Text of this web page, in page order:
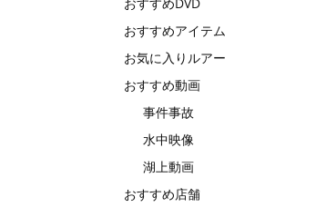
おすすめアイテム
お気に入りルアー
おすすめ動画
事件事故
水中映像
湖上動画
おすすめ店舗